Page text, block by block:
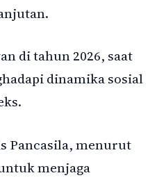
di tahun 2026, saat
dinamika sosial
Pancasila, menurut
menjaga